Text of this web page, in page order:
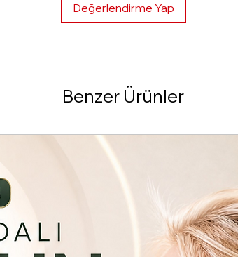
Değerlendirme Yap
Benzer Ürünler